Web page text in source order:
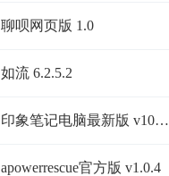
聊呗网页版 1.0
如流 6.2.5.2
印象笔记电脑最新版 v10.4.4
apowerrescue官方版 v1.0.4